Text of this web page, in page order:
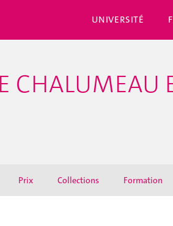
UNIVERSITÉ
CHALUMEAU
Prix Collections Formation